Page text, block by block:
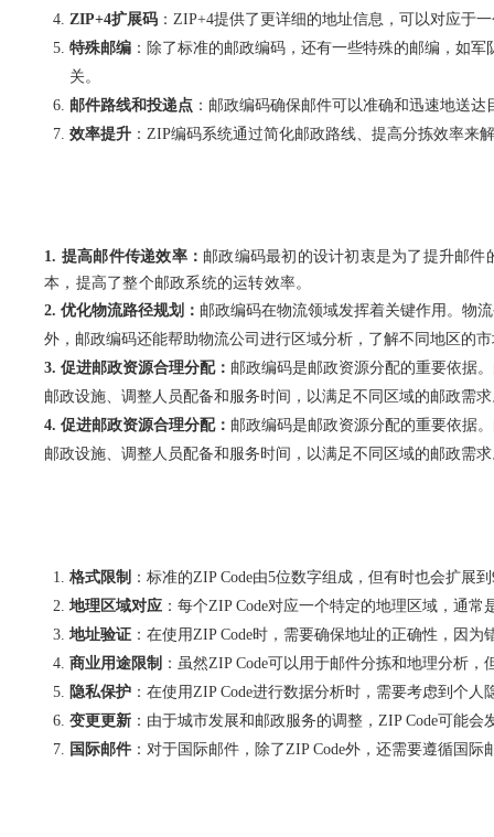
ZIP+4扩展码 ：ZIP+4提供了更详细的地址信息，可以对应于
特殊邮编 ：除了标准的邮政编码，还有一些特殊的邮编，如
关。
邮件路线和投递点 ：邮政编码确保邮件可以准确和迅速地送
效率提升 ：ZIP编码系统通过简化邮政路线、提高分拣效率来
1. 提高邮件传递效率： 邮政编码最初的设计初衷是为了提升邮
本，提高了整个邮政系统的运转效率。
2. 优化物流路径规划： 邮政编码在物流领域发挥着关键作用。物
外，邮政编码还能帮助物流公司进行区域分析，了解不同地区的
3. 促进邮政资源合理分配： 邮政编码是邮政资源分配的重要依据
邮政设施、调整人员配备和服务时间，以满足不同区域的邮政需
4. 促进邮政资源合理分配： 邮政编码是邮政资源分配的重要依据
邮政设施、调整人员配备和服务时间，以满足不同区域的邮政需
格式限制 ：标准的ZIP Code由5位数字组成，但有时也会扩
地理区域对应 ：每个ZIP Code对应一个特定的地理区域，通
地址验证 ：在使用ZIP Code时，需要确保地址的正确性，因
商业用途限制 ：虽然ZIP Code可以用于邮件分拣和地理分析
隐私保护 ：在使用ZIP Code进行数据分析时，需要考虑到个
变更更新 ：由于城市发展和邮政服务的调整，ZIP Code可能
国际邮件 ：对于国际邮件，除了ZIP Code外，还需要遵循国